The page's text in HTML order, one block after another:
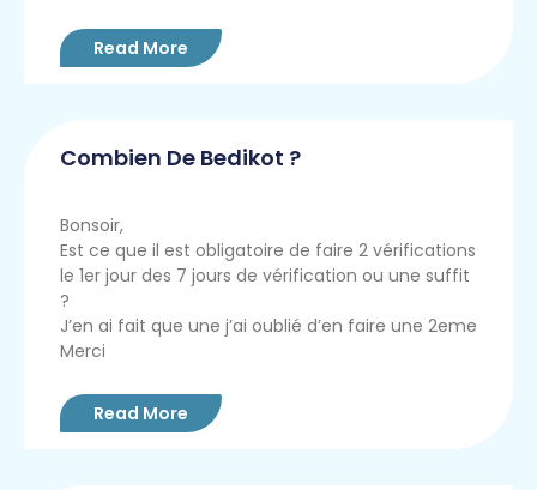
Read More
Combien De Bedikot ?
Bonsoir,
Est ce que il est obligatoire de faire 2 vérifications
le 1er jour des 7 jours de vérification ou une suffit
?
J’en ai fait que une j’ai oublié d’en faire une 2eme
Merci
Read More